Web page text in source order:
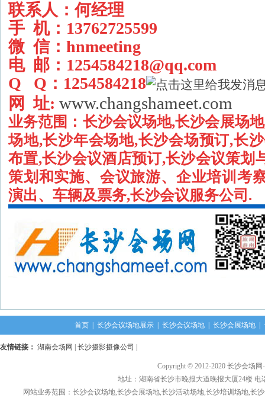
联系人：何经理
手 机：13762725599
微 信：hnmeeting
电 邮： 1254584218@qq.com
Q Q：1254584218
网 址: www.changshameet.com
业务范围： 长沙会议场地,长沙会展场
场地,长沙年会场地,长沙会场预订,长
布置,长沙会议酒店预订,长沙会议策划
策划和实施、会议旅游、企业培训考
演出、车辆及票务,长沙会议服务公司.
首页 长沙会议场地展示 长沙会议场地 长沙会展场地
友情链接： 湖南会场网 长沙摄影摄像公司
Copyright © 2012-2020 长沙会场
地址：湖南省长沙市晚报大道晚报大厦24楼 电
网站业务范围：长沙会议场地,长沙会展场地,长沙活动场地,长沙培训场地,长